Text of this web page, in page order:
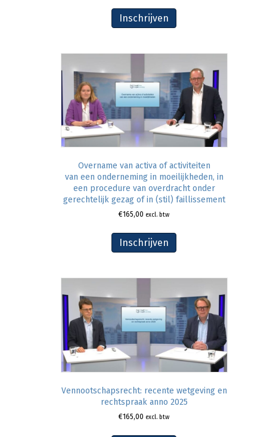
Inschrijven
Overname van activa of activiteiten
van een onderneming in moeilijkheden, in
een procedure van overdracht onder
gerechtelijk gezag of in (stil) faillissement
€165,00 excl. btw
Inschrijven
Vennootschapsrecht: recente wetgeving en
rechtspraak anno 2025
€165,00 excl. btw